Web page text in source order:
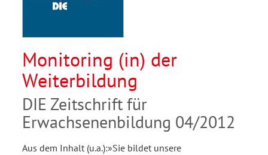
Monitoring (in) der
Weiterbildung
DIE Zeitschrift für
Erwachsenenbildung 04/2012
Aus dem Inhalt (u.a.):»Sie bildet unsere